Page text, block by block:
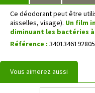
Ce déodorant peut être
aisselles, visage). Un film
diminuant les bactéries
Référence : 3401346192805
Vous aimerez aussi